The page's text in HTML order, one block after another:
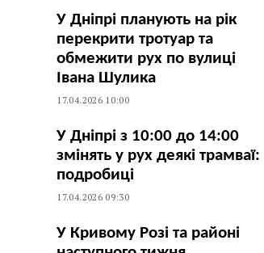
У Дніпрі планують на рік
перекрити тротуар та
обмежити рух по вулиці
Івана Шулика
17.04.2026 10:00
У Дніпрі з 10:00 до 14:00
змінять у рух деякі трамваї:
подробиці
17.04.2026 09:30
У Кривому Розі та районі